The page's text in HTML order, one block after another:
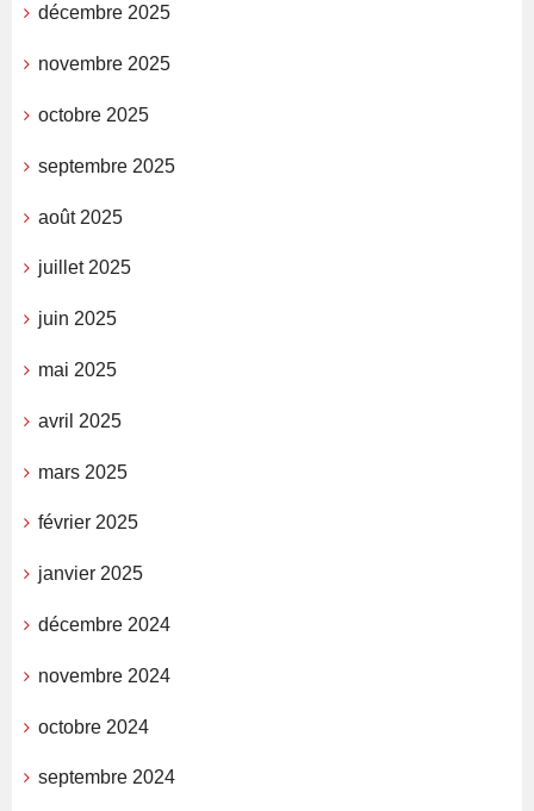
décembre 2025
novembre 2025
octobre 2025
septembre 2025
août 2025
juillet 2025
juin 2025
mai 2025
avril 2025
mars 2025
février 2025
janvier 2025
décembre 2024
novembre 2024
octobre 2024
septembre 2024